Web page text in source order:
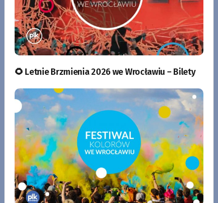
🌻 Letnie Brzmienia 2026 we Wrocławiu – Bilety